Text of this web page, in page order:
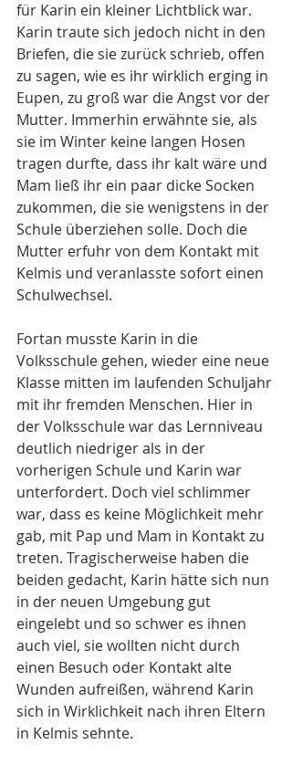
für Karin ein kleiner Lichtblick war.
Karin traute sich jedoch nicht in den
Briefen, die sie zurück schrieb, offen
zu sagen, wie es ihr wirklich erging in
Eupen, zu groß war die Angst vor der
Mutter. Immerhin erwähnte sie, als
sie im Winter keine langen Hosen
tragen durfte, dass ihr kalt wäre und
Mam ließ ihr ein paar dicke Socken
zukommen, die sie wenigstens in der
Schule überziehen solle. Doch die
Mutter erfuhr von dem Kontakt mit
Kelmis und veranlasste sofort einen
Schulwechsel.
Fortan musste Karin in die
Volksschule gehen, wieder eine neue
Klasse mitten im laufenden Schuljahr
mit ihr fremden Menschen. Hier in
der Volksschule war das Lernniveau
deutlich niedriger als in der
vorherigen Schule und Karin war
unterfordert. Doch viel schlimmer
war, dass es keine Möglichkeit mehr
gab, mit Pap und Mam in Kontakt zu
treten. Tragischerweise haben die
beiden gedacht, Karin hätte sich nun
in der neuen Umgebung gut
eingelebt und so schwer es ihnen
auch viel, sie wollten nicht durch
einen Besuch oder Kontakt alte
Wunden aufreißen, während Karin
sich in Wirklichkeit nach ihren Eltern
in Kelmis sehnte.